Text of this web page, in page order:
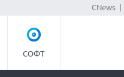
CNews|
СОФТ